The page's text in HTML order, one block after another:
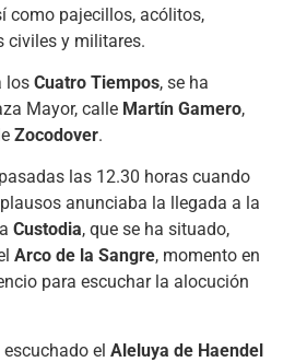
como pajecillos, acólitos,
civiles y militares.
los Cuatro Tiempos, se ha
Mayor, calle Martín Gamero,
Zocodover.
las 12.30 horas cuando
anunciaba la llegada a la
Custodia, que se ha situado,
Arco de la Sangre, momento en
para escuchar la alocución
el Aleluya de Haendel